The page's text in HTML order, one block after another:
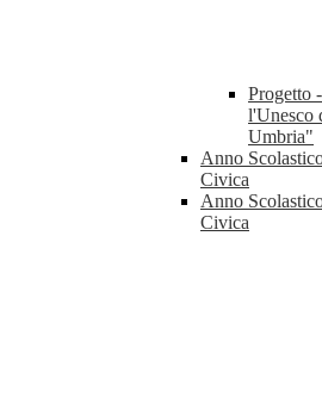
Progetto
l'Unesco
Umbria"
Anno
Civica
Anno
Civica